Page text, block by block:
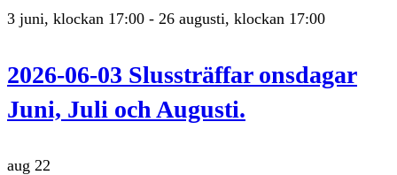
3 juni, klockan 17:00 - 26 augusti, klockan 17:00
2026-06-03 Slussträffar onsdagar
Juni, Juli och Augusti.
aug 22